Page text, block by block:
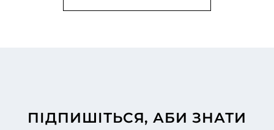
ПІДПИШІТЬСЯ, АБИ ЗНАТИ